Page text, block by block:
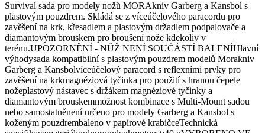
Survival sada pro modely nožů MORAkniv Garberg a Kansbol s
plastovým pouzdrem. Skládá se z víceúčelového paracordu pro
zavěšení na krk, křesadlem a plastovým držadlem podpalovače a
diamantovým brouskem pro broušení nože kdekoliv v
terénu.UPOZORNĚNÍ - NŮŽ NENÍ SOUČÁSTÍ BALENÍHlavní
výhodysada kompatibilní s plastovým pouzdrem modelů Morakniv
Garberg a Kansbolvíceúčelový paracord s reflexními prvky pro
zavěšení na krkmagnéziová tyčinka pro použití s hranou čepele
nožeplastový nástavec s držákem magnéziové tyčinky a
diamantovým brouskemmožnost kombinace s Multi-Mount sadou
nebo samostatněnení určeno pro modely Garberg a Kansbol s
koženým pouzdrembaleno v papírové krabičceTechnická